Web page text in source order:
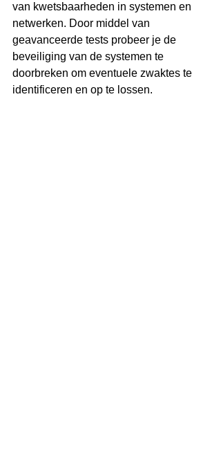
van kwetsbaarheden in systemen en
netwerken. Door middel van
geavanceerde tests probeer je de
beveiliging van de systemen te
doorbreken om eventuele zwaktes te
identificeren en op te lossen.